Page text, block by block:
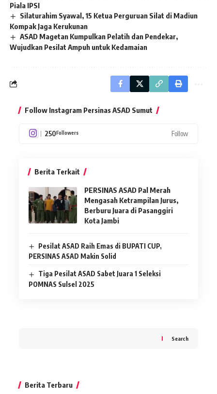
Piala IPSI
Silaturahim Syawal, 15 Ketua Perguruan Silat di Madiun
Kompak Jaga Kerukunan
ASAD Magetan Kumpulkan Pelatih dan Pendekar,
Wujudkan Pesilat Ampuh untuk Kedamaian
Follow Instagram Persinas ASAD Sumut
250Followers Follow
Berita Terkait
PERSINAS ASAD Pal Merah
Mengasah Ketrampilan Jurus,
Berburu Juara di Pasanggiri
Kota Jambi
Pesilat ASAD Raih Emas di BUPATI CUP,
PERSINAS ASAD Makin Solid
Tiga Pesilat ASAD Sabet Juara 1 Seleksi
POMNAS Sulsel 2025
Search
Berita Terbaru